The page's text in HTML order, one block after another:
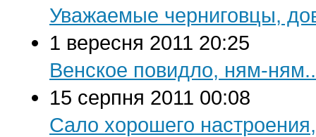
Уважаемые черниговцы,
1 вересня 2011 20:25
Венское повидло, ням-
15 серпня 2011 00:08
Сало хорошего